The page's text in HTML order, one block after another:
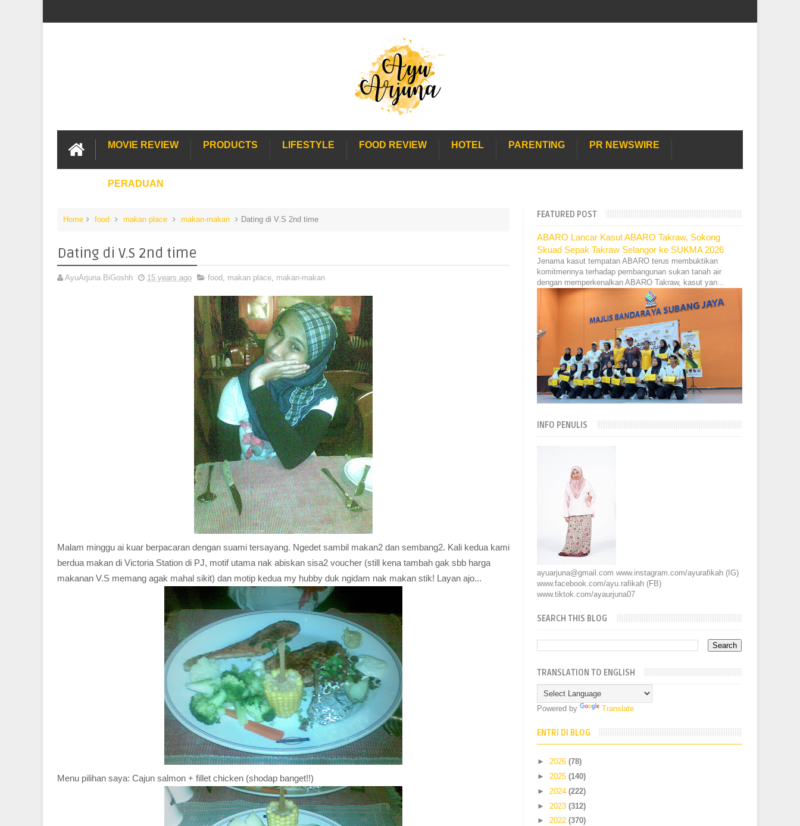
MOVIE REVIEW PRODUCTS LIFESTYLE FOOD REVIEW HOTEL PARENTING PR NEWSWIRE
PERADUAN
Home food makan place makan-makan Dating di V.S 2nd time
Dating di V.S 2nd time
AyuArjuna BiGoshh 15 years ago food , makan place, makan-makan
Malam minggu ai kuar berpacaran dengan suami tersayang. Ngedet sambil makan2 dan sembang2. Kali kedua kami
berdua makan di Victoria Station di PJ, motif utama nak abiskan sisa2 voucher (still kena tambah gak sbb harga
makanan V.S memang agak mahal sikit) dan motip kedua my hubby duk ngidam nak makan stik! Layan ajo...
Menu pilihan saya: Cajun salmon + fillet chicken (shodap banget!!)
FEATURED POST
ABARO Lancar Kasut ABARO Takraw, Sokong
Skuad Sepak Takraw Selangor ke SUKMA 2026
Jenama kasut tempatan ABARO terus membuktikan
komitmennya terhadap pembangunan sukan tanah air
dengan memperkenalkan ABARO Takraw, kasut yan...
INFO PENULIS
ayuarjuna@gmail.com www.instagram.com/ayurafikah (IG)
www.facebook.com/ayu.rafikah (FB)
www.tiktok.com/ayaurjuna07
SEARCH THIS BLOG
TRANSLATION TO ENGLISH
Powered by Translate
ENTRI DI BLOG
►2026(78)
►2025(140)
► 2024(222)
► 2023(312)
►2022(370)